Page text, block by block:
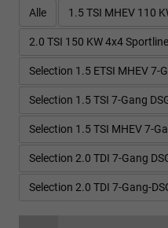
Alle 1.5 TSI MHEV 110
2.0 TSI 150 KW 4x4 Sportline
Selection 1.5 ETSI MHEV 7-
Selection 1.5 TSI 7-Gang
Selection 1.5 TSI MHEV 7-
Selection 2.0 TDI 7-Gang
Selection 2.0 TDI 7-Gang-